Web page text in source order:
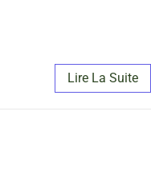
Lire La Suite